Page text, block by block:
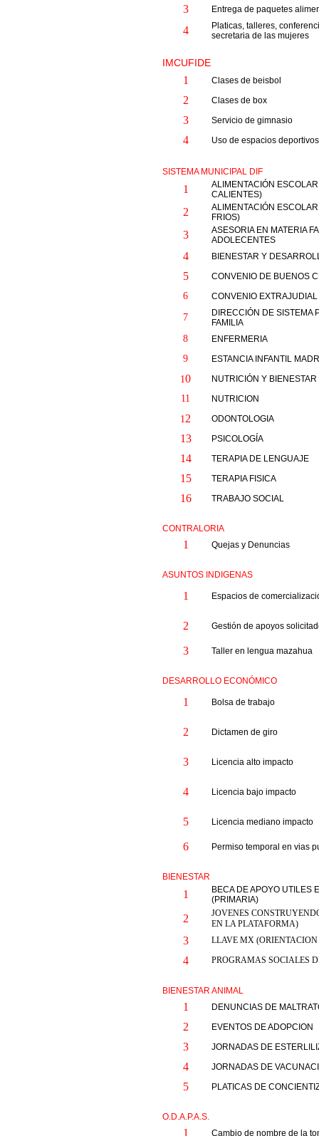
3 Entrega de paquetes
4
Platicas, talleres,
secretaria de las mujeres
IMCUFIDE
1 Clases de beisbol
2 Clases de box
3 Servicio de gimnasio
4 Uso de espacios deportivos
SISTEMA MUNICIPAL DIF
1
ALIMENTACIÓN
CALIENTES)
2
ALIMENTACIÓN
FRIOS)
3
ASESORIA EN MATERIA
ADOLECENTES
4 BIENESTAR Y
5 CONVENIO DE BUENOS
6 CONVENIO EXTRAJUDIAL
7
DIRECCIÓN DE SISTEMA
FAMILIA
8 ENFERMERIA
9 ESTANCIA INFANTIL
10 NUTRICIÓN Y
11 NUTRICION
12 ODONTOLOGIA
13 PSICOLOGÍA
14 TERAPIA DE LENGUAJE
15 TERAPIA FISICA
16 TRABAJO SOCIAL
CONTRALORIA
1 Quejas y Denuncias
ASUNTOS INDIGENAS
1 Espacios de
2 Gestión de apoyos
3 Taller en lengua mazahua
DESARROLLO ECONÓMICO
1 Bolsa de trabajo
2 Dictamen de giro
3 Licencia alto impacto
4 Licencia bajo impacto
5 Licencia mediano impacto
6 Permiso temporal en vias
BIENESTAR
1
BECA DE APOYO UTILES
(PRIMARIA)
2
JOVENES
EN LA PLATAFORMA)
3 LLAVE MX
4 PROGRAMAS SOCIALES
BIENESTAR ANIMAL
1 DENUNCIAS DE
2 EVENTOS DE ADOPCION
3 JORNADAS DE
4 JORNADAS DE
5 PLATICAS DE
O.D.A.P.A.S.
1 Cambio de nombre de la